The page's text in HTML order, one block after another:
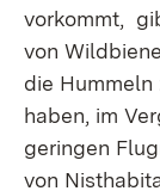
vorkommt,
von
die
haben, im
geringen
von